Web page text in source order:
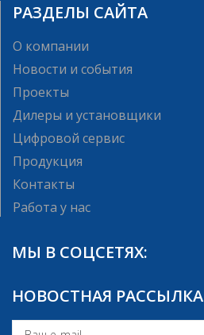
РАЗДЕЛЫ САЙТА
О компании
Новости и события
Проекты
Дилеры и установщики
Цифровой сервис
Продукция
Контакты
Работа у нас
МЫ В СОЦСЕТЯХ:
НОВОСТНАЯ РАССЫЛКА